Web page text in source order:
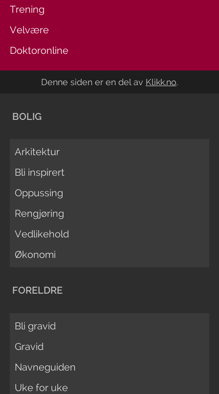
Trening
Velvære
Doktoronline
Denne siden er en del av Klikk.no.
BOLIG
Arkitektur
Bli inspirert
Oppussing
Rengjøring
Vedlikehold
Økonomi
FORELDRE
Bli gravid
Gravid
Navneguiden
Uke for uke